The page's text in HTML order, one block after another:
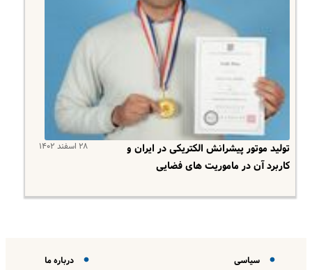
۲۸ اسفند ۱۴۰۲
تولید موتور پیشرانش الکتریکی در ایران و
کاربرد آن در ماموریت های فضایی
سیاسی
درباره ما